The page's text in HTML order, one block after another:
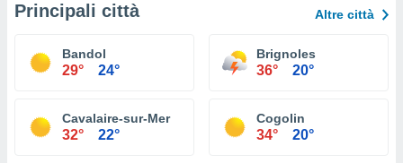
Principali città Altre città
Bandol
29° 24°
Brignoles
36° 20°
Cavalaire-sur-Mer
32° 22°
Cogolin
34° 20°